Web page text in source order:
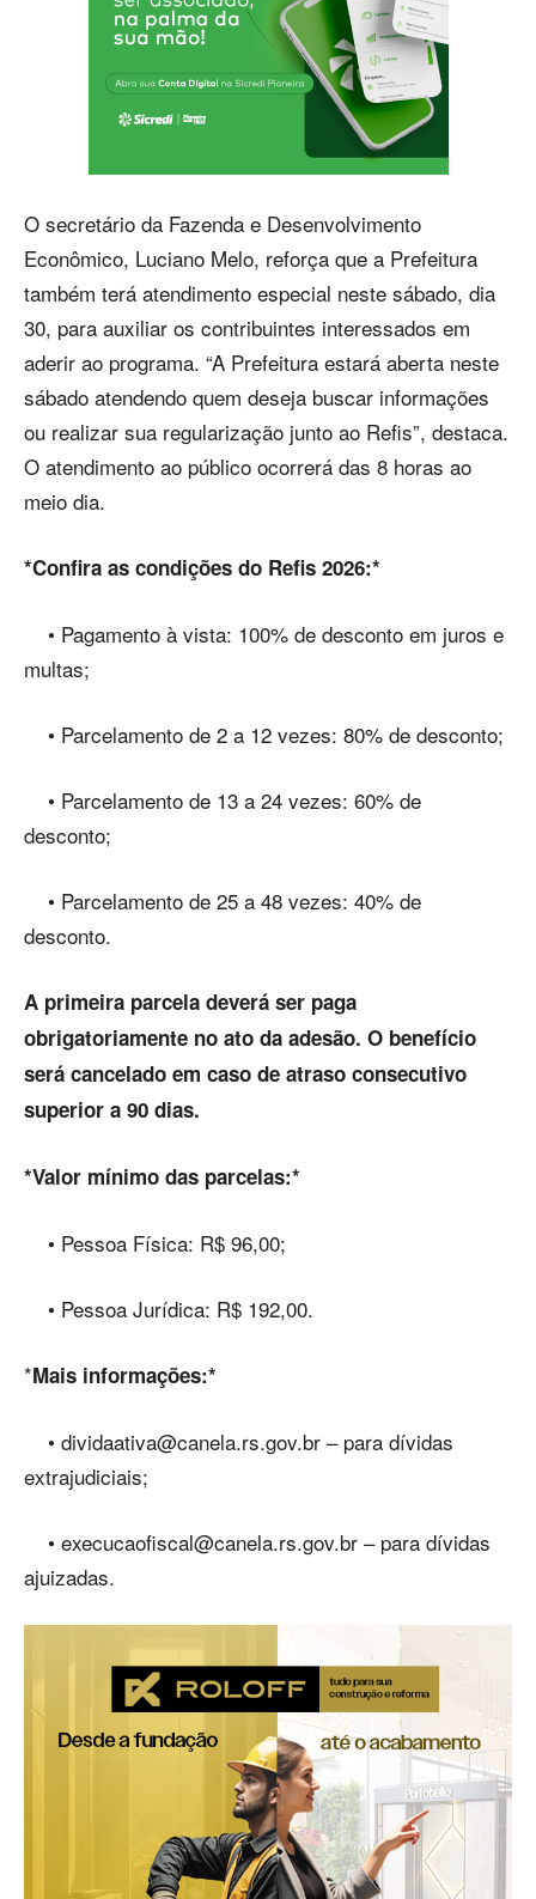
O secretário da Fazenda e Desenvolvimento
Econômico, Luciano Melo, reforça que a Prefeitura
também terá atendimento especial neste sábado, dia
30, para auxiliar os contribuintes interessados em
aderir ao programa. “A Prefeitura estará aberta neste
sábado atendendo quem deseja buscar informações
ou realizar sua regularização junto ao Refis”, destaca.
O atendimento ao público ocorrerá das 8 horas ao
meio dia.
*Confira as condições do Refis 2026:*
• Pagamento à vista: 100% de desconto em juros e
multas;
• Parcelamento de 2 a 12 vezes: 80% de desconto;
• Parcelamento de 13 a 24 vezes: 60% de
desconto;
• Parcelamento de 25 a 48 vezes: 40% de
desconto.
A primeira parcela deverá ser paga
obrigatoriamente no ato da adesão. O benefício
será cancelado em caso de atraso consecutivo
superior a 90 dias.
*Valor mínimo das parcelas:*
• Pessoa Física: R$ 96,00;
• Pessoa Jurídica: R$ 192,00.
*Mais informações:*
• dividaativa@canela.rs.gov.br – para dívidas
extrajudiciais;
• execucaofiscal@canela.rs.gov.br – para dívidas
ajuizadas.